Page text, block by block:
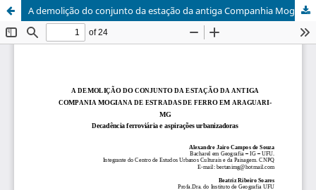
A demolição do conjunto da estação da antiga Companhia Mogiana de Estrada de Ferro em Araguari - MG: decadência ferroviária e aspirações urbanizadoras / Demolition of the old Mogiana Railroad Company unit in Araguari - MG: railroad decline and urbanizing aspirations